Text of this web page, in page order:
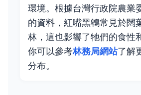
環境。根據台灣行政院農業
的資料，紅嘴黑鵯常見於闊
林，這也影響了牠們的食性
你可以參考林務局網站了解
分布。